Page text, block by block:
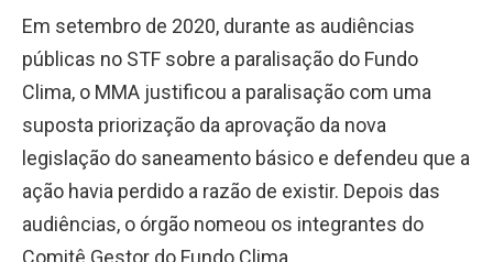
Em setembro de 2020, durante as audiências
públicas no STF sobre a paralisação do Fundo
Clima, o MMA justificou a paralisação com uma
suposta priorização da aprovação da nova
legislação do saneamento básico e defendeu que a
ação havia perdido a razão de existir. Depois das
audiências, o órgão nomeou os integrantes do
Comitê Gestor do Fundo Clima.